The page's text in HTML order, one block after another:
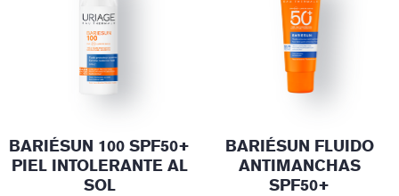
BARIÉSUN 100 SPF50+
PIEL INTOLERANTE AL
SOL
BARIÉSUN FLUIDO
ANTIMANCHAS
SPF50+